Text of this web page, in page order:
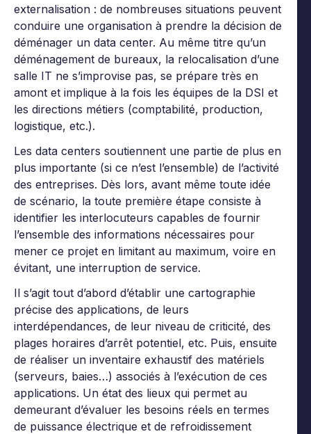
externalisation : de nombreuses situations peuvent
conduire une organisation à prendre la décision de
déménager un data center. Au même titre qu’un
déménagement de bureaux, la relocalisation d’une
salle IT ne s’improvise pas, se prépare très en
amont et implique à la fois les équipes de la DSI et
les directions métiers (comptabilité, production,
logistique, etc.).
Les data centers soutiennent une partie de plus en
plus importante (si ce n’est l’ensemble) de l’activité
des entreprises. Dès lors, avant même toute idée
de scénario, la toute première étape consiste à
identifier les interlocuteurs capables de fournir
l’ensemble des informations nécessaires pour
mener ce projet en limitant au maximum, voire en
évitant, une interruption de service.
Il s’agit tout d’abord d’établir une cartographie
précise des applications, de leurs
interdépendances, de leur niveau de criticité, des
plages horaires d’arrêt potentiel, etc. Puis, ensuite
de réaliser un inventaire exhaustif des matériels
(serveurs, baies…) associés à l’exécution de ces
applications. Un état des lieux qui permet au
demeurant d’évaluer les besoins réels en termes
de puissance électrique et de refroidissement